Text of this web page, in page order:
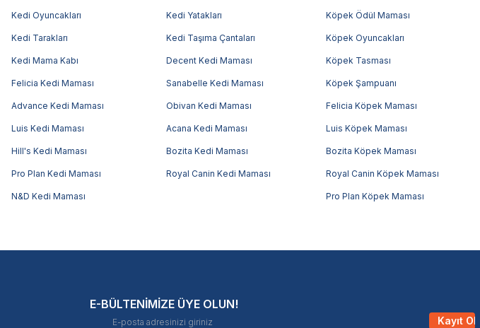
Kedi Oyuncakları Kedi Yatakları
Kedi Tarakları Kedi Taşıma Çantaları
Kedi Mama Kabı Decent Kedi Maması
Felicia Kedi Maması Sanabelle Kedi Maması
Advance Kedi Maması Obivan Kedi Maması
Luis Kedi Maması Acana Kedi Maması
Hill's Kedi Maması Bozita Kedi Maması
Pro Plan Kedi Maması Royal Canin Kedi Maması
N&D Kedi Maması
Köpek Ödül Maması
Köpek Oyuncakları
Köpek Tasması
Köpek Şampuanı
Felicia Köpek Maması
Luis Köpek Maması
Bozita Köpek Maması
Royal Canin Köpek Maması
Pro Plan Köpek Maması
E-BÜLTENİMİZE ÜYE OLUN!
Kayıt Ol